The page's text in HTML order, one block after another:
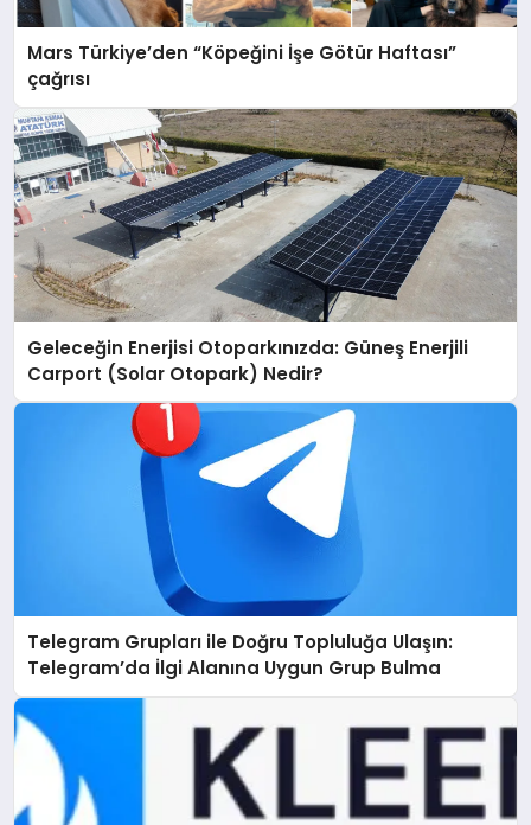
Mars Türkiye’den “Köpeğini İşe Götür Haftası”
çağrısı
Geleceğin Enerjisi Otoparkınızda: Güneş Enerjili
Carport (Solar Otopark) Nedir?
Telegram Grupları ile Doğru Topluluğa Ulaşın:
Telegram’da İlgi Alanına Uygun Grup Bulma